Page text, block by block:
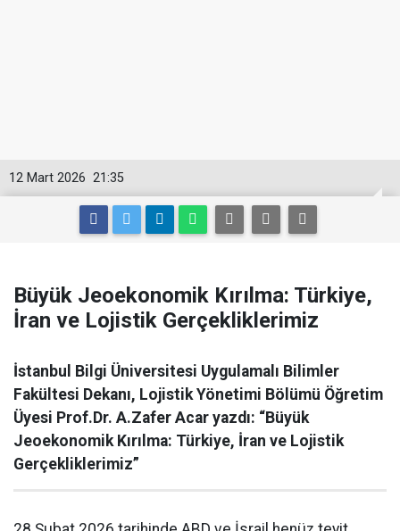
21:35
12 Mart 2026
Büyük Jeoekonomik Kırılma: Türkiye,
İran ve Lojistik Gerçekliklerimiz
İstanbul Bilgi Üniversitesi Uygulamalı Bilimler
Fakültesi Dekanı, Lojistik Yönetimi Bölümü Öğretim
Üyesi Prof.Dr. A.Zafer Acar yazdı: “Büyük
Jeoekonomik Kırılma: Türkiye, İran ve Lojistik
Gerçekliklerimiz”